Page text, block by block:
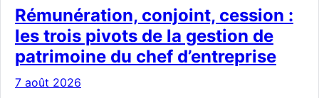
Rémunération, conjoint, cession :
les trois pivots de la gestion de
patrimoine du chef d’entreprise
7 août 2026